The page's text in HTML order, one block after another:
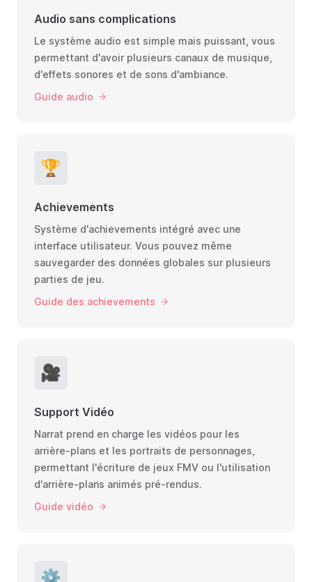
Audio sans complications
Le système audio est simple mais puissant, vous
permettant d'avoir plusieurs canaux de musique,
d'effets sonores et de sons d'ambiance.
Guide audio
🏆
Achievements
Système d'achievements intégré avec une
interface utilisateur. Vous pouvez même
sauvegarder des données globales sur plusieurs
parties de jeu.
Guide des achievements
🎥
Support Vidéo
Narrat prend en charge les vidéos pour les
arrière-plans et les portraits de personnages,
permettant l'écriture de jeux FMV ou l'utilisation
d'arrière-plans animés pré-rendus.
Guide vidéo
⚙️